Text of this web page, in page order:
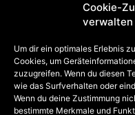
Cookie-
verwalten
Um dir ein optimales Erlebnis
Cookies, um
zuzugreifen. Wenn du diesen
wie das Surfverhalten oder
Wenn du deine Zustimmung
bestimmte Merkmale und
Der Ort des neuen
In den sozialen Medien